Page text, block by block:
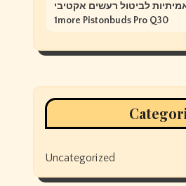
לביטול רעשים אקטיבי
1more Pistonbuds Pro Q30
Uncategorized